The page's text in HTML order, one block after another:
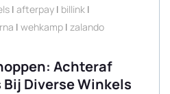
| afterpay | billink |
| wehkamp | zalando
Achteraf
Diverse Winkels